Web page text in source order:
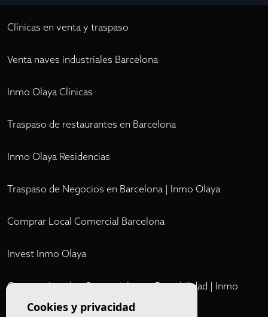
Clínicas en venta y traspaso
Venta naves industriales Barcelona
Inmo Olaya Clínicas
Traspaso de restaurantes en Barcelona
Inmo Olaya Residencias
Traspaso de Negocios en Barcelona | Inmo Olaya
Comprar Local Comercial Barcelona
Invest Inmo Olaya
Comprar Locales Comerciales en Rentabilidad | Inmo
OlayaCookies y privacidad